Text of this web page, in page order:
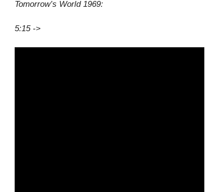
Tomorrow’s World 1969:
5:15 ->